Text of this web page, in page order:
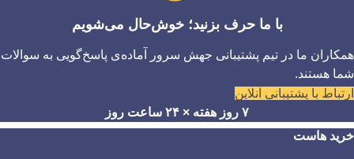
با ما حرف بزنید؛ خوش‌حال می‌شویم
همکاران ما در تیم پشتیبانی جهش سرور آماده‌ی پاسخ‌گویی به سوالات
شما هستند.
ارتباط با پشتیبانی آنلاین
۷ روز هفته × ۲۴ ساعت روز
خرید هاست